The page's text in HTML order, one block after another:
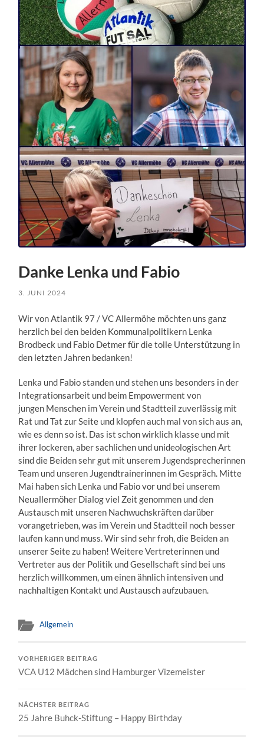
Danke Lenka und Fabio
3. JUNI 2024
Wir von Atlantik 97 / VC Allermöhe möchten uns ganz
herzlich bei den beiden Kommunalpolitikern Lenka
Brodbeck und Fabio Detmer für die tolle Unterstützung in
den letzten Jahren bedanken!
Lenka und Fabio standen und stehen uns besonders in der
Integrationsarbeit und beim Empowerment von
jungen Menschen im Verein und Stadtteil zuverlässig mit
Rat und Tat zur Seite und klopfen auch mal von sich aus an,
wie es denn so ist. Das ist schon wirklich klasse und mit
ihrer lockeren, aber sachlichen und unideologischen Art
sind die Beiden sehr gut mit unserem Jugendsprecherinnen
Team und unseren Jugendtrainerinnen im Gespräch. Mitte
Mai haben sich Lenka und Fabio vor und bei unserem
Neuallermöher Dialog viel Zeit genommen und den
Austausch mit unseren Nachwuchskräften darüber
vorangetrieben, was im Verein und Stadtteil noch besser
laufen kann und muss. Wir sind sehr froh, die Beiden an
unserer Seite zu haben! Weitere Vertreterinnen und
Vertreter aus der Politik und Gesellschaft sind bei uns
herzlich willkommen, um einen ähnlich intensiven und
nachhaltigen Kontakt und Austausch aufzubauen.
Allgemein
VORHERIGER BEITRAG
VCA U12 Mädchen sind Hamburger Vizemeister
NÄCHSTER BEITRAG
25 Jahre Buhck-Stiftung – Happy Birthday